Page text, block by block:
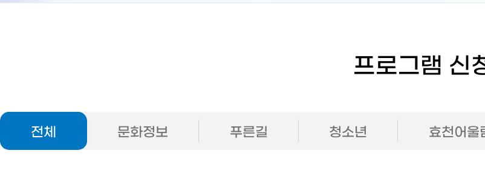
프로그램 신
전체 문화정보 푸른길 청소년 효천어울